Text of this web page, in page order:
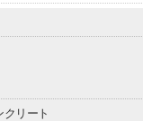
リート